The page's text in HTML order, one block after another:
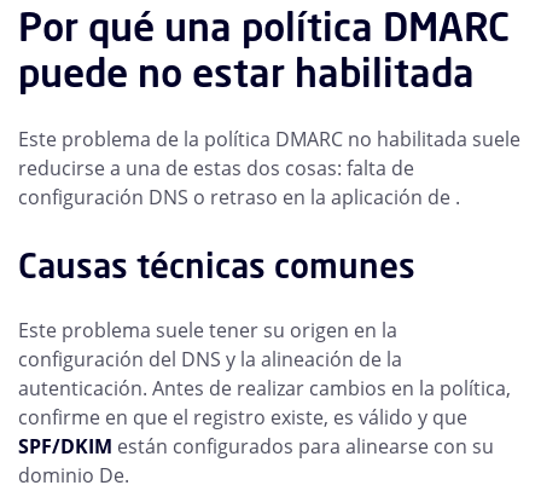
Por qué una política DMARC
puede no estar habilitada
Este problema de la política DMARC no habilitada suele
reducirse a una de estas dos cosas: falta de
configuración DNS o retraso en la aplicación de .
Causas técnicas comunes
Este problema suele tener su origen en la
configuración del DNS y la alineación de la
autenticación. Antes de realizar cambios en la política,
confirme en que el registro existe, es válido y que
SPF/DKIM están configurados para alinearse con su
dominio De.